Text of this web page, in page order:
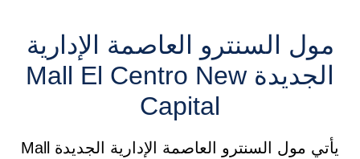
مول السنترو العاصمة الإدارية
الجديدة Mall El Centro New
Capital
يأتي مول السنترو العاصمة الإدارية الجديدة Mall